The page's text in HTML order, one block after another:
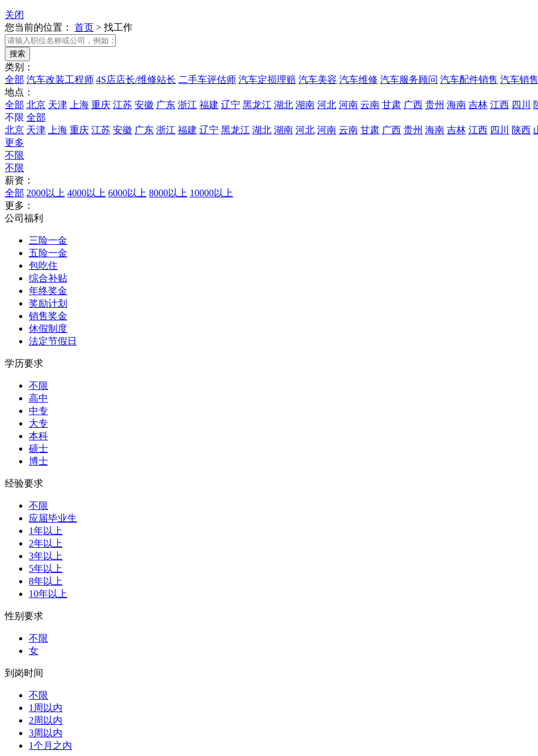
关闭
您当前的位置： 首页 > 找工作
类别：
全部 汽车改装工程师 4S店店长/维修站长 二手车评估师 汽车定损理赔 汽车美容 汽车维修 汽车服务顾问 汽车配件销售 汽车销售
地点：
全部 北京 天津 上海 重庆 江苏 安徽 广东 浙江 福建 辽宁 黑龙江 湖北 湖南 河北 河南 云南 甘肃 广西 贵州 海南 吉林 江西 四川
不限 全部
北京 天津 上海 重庆 江苏 安徽 广东 浙江 福建 辽宁 黑龙江 湖北 湖南 河北 河南 云南 甘肃 广西 贵州 海南 吉林 江西 四川 陕西
更多
不限
不限
薪资：
全部 2000以上 4000以上 6000以上 8000以上 10000以上
更多：
公司福利
三险一金
五险一金
包吃住
综合补贴
年终奖金
奖励计划
销售奖金
休假制度
法定节假日
学历要求
不限
高中
中专
大专
本科
硕士
博士
经验要求
不限
应届毕业生
1年以上
2年以上
3年以上
5年以上
8年以上
10年以上
性别要求
不限
女
到岗时间
不限
1周以内
2周以内
3周以内
1个月之内